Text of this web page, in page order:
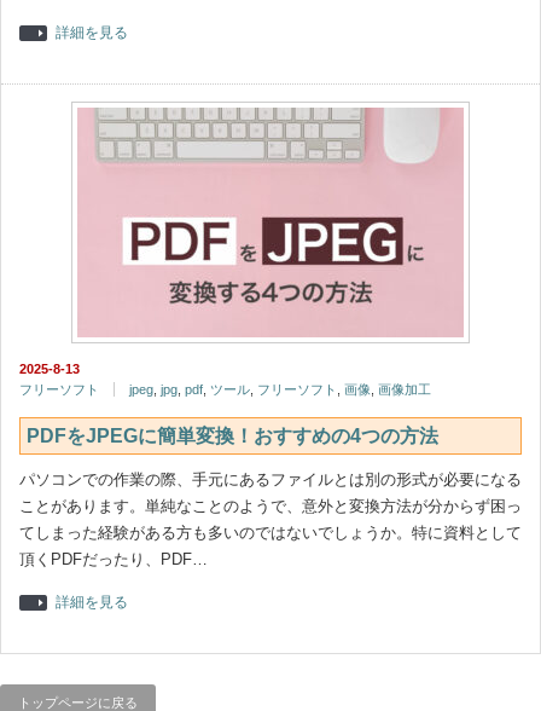
詳細を見る
2025-8-13
フリーソフト
jpeg jpg pdf ツール フリーソフト 画像 画像加工
PDFをJPEGに簡単変換！おすすめの4つの方法
パソコンでの作業の際、手元にあるファイルとは別の形式が必要になる
ことがあります。単純なことのようで、意外と変換方法が分からず困っ
てしまった経験がある方も多いのではないでしょうか。特に資料として
頂くPDFだったり、PDF…
詳細を見る
トップページに戻る